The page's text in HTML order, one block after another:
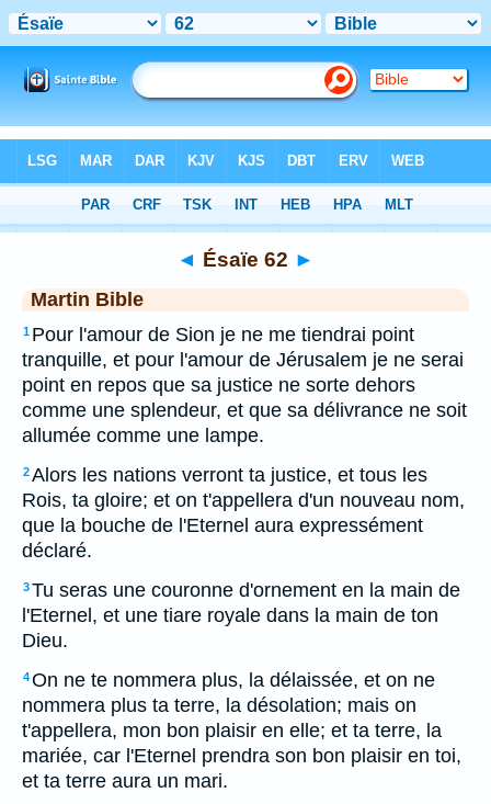
> Ésaïe 62
◄ Ésaïe 62 ►
Martin Bible
1 Pour l'amour de Sion je ne me tiendrai point
tranquille, et pour l'amour de Jérusalem je ne serai
point en repos que sa justice ne sorte dehors
comme une splendeur, et que sa délivrance ne soit
allumée comme une lampe.
2Alors les nations verront ta justice, et tous les
Rois, ta gloire; et on t'appellera d'un nouveau nom,
que la bouche de l'Eternel aura expressément
déclaré.
3Tu seras une couronne d'ornement en la main de
l'Eternel, et une tiare royale dans la main de ton
Dieu.
4On ne te nommera plus, la délaissée, et on ne
nommera plus ta terre, la désolation; mais on
t'appellera, mon bon plaisir en elle; et ta terre, la
mariée, car l'Eternel prendra son bon plaisir en toi,
et ta terre aura un mari.